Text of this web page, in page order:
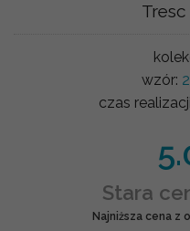
wzór:
czas
Stara
Najniższa cena z